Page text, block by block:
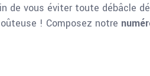
de vous éviter toute débâcle
! Composez notre